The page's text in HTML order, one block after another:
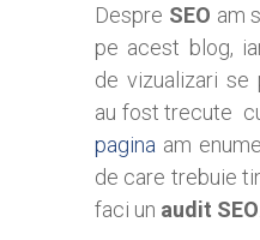
Despre SEO am
pe acest blog,
de vizualizari se
au fost trecute
pagina am
de care trebuie
faci un audit SEO